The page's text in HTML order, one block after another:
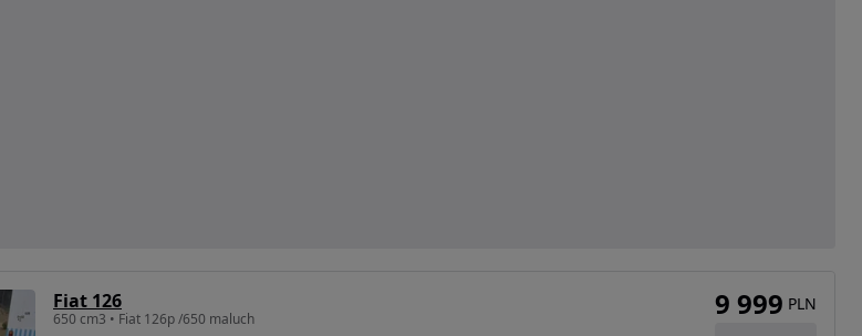
Fiat 126
650 cm3 • Fiat 126p /650 maluch 9 999 PLN